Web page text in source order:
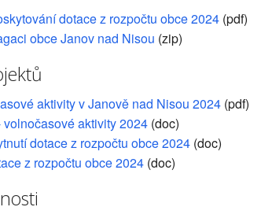
dotace z rozpočtu obce 2024(pdf)
obce Janov nad Nisou (zip)
aktivity v Janově nad Nisou 2024(pdf)
aktivity 2024(doc)
dotace z rozpočtu obce 2024(doc)
z rozpočtu obce 2024(doc)